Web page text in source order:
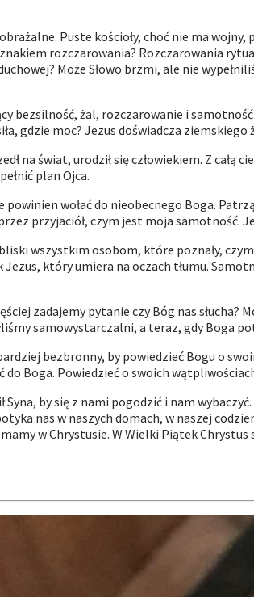
Puste kościoły, choć nie ma
rozczarowania? Rozczarowania
Może Słowo brzmi, ale nie
bezsilność, żal, rozczarowanie i
gdzie moc? Jezus doświadcza
na świat, urodził się człowiekiem. Z całą
plan Ojca.
wołać do nieobecnego Boga.
przyjaciół, czym jest moja samotność.
wszystkim osobom, które poznały,
który umiera na oczach tłumu.
zadajemy pytanie czy Bóg nas
samowystarczalni, a teraz, gdy Boga
bezbronny, by powiedzieć Bogu o
Boga. Powiedzieć o swoich
by się z nami pogodzić i nam
nas w naszych domach, w naszej
w Chrystusie. W Wielki Piątek